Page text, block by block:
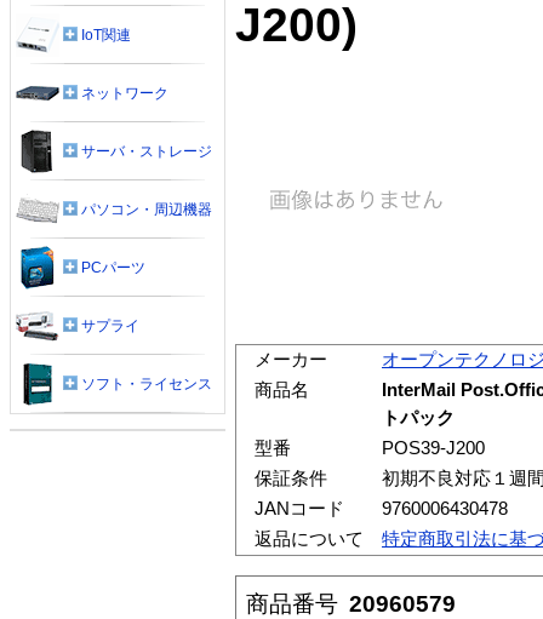
J200)
メーカー
オープンテクノロ
商品名
InterMail
トパック
型番
POS39-J200
保証条件
初期不良対応１週
JANコード
9760006430478
返品について
特定商取引法に基
商品番号 20960579
IoT関連
ネットワーク
サーバ・ストレージ
パソコン・周辺機器
PCパーツ
サプライ
ソフト・ライセンス